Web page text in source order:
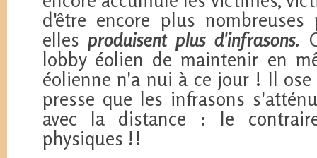
d'être encore plus nombreuses
elles produisent plus d'infrasons.
lobby éolien de maintenir en
éolienne n'a nui à ce jour ! Il
presse que les infrasons
avec la distance : le
physiques !!